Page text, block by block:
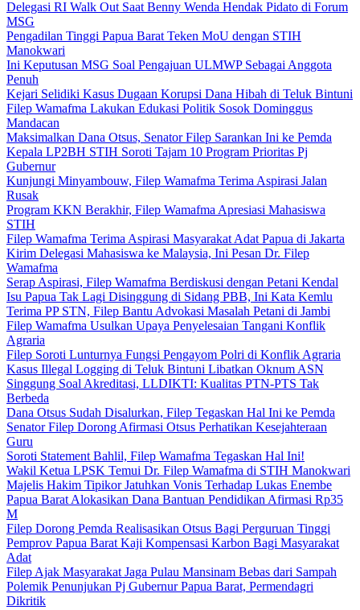
Delegasi RI Walk Out Saat Benny Wenda Hendak Pidato di Forum
MSG
Pengadilan Tinggi Papua Barat Teken MoU dengan STIH
Manokwari
Ini Keputusan MSG Soal Pengajuan ULMWP Sebagai Anggota
Penuh
Kejari Selidiki Kasus Dugaan Korupsi Dana Hibah di Teluk Bintuni
Filep Wamafma Lakukan Edukasi Politik Sosok Dominggus
Mandacan
Maksimalkan Dana Otsus, Senator Filep Sarankan Ini ke Pemda
Kepala LP2BH STIH Soroti Tajam 10 Program Prioritas Pj
Gubernur
Kunjungi Minyambouw, Filep Wamafma Terima Aspirasi Jalan
Rusak
Program KKN Berakhir, Filep Wamafma Apresiasi Mahasiswa
STIH
Filep Wamafma Terima Aspirasi Masyarakat Adat Papua di Jakarta
Kirim Delegasi Mahasiswa ke Malaysia, Ini Pesan Dr. Filep
Wamafma
Serap Aspirasi, Filep Wamafma Berdiskusi dengan Petani Kendal
Isu Papua Tak Lagi Disinggung di Sidang PBB, Ini Kata Kemlu
Terima PP STN, Filep Bantu Advokasi Masalah Petani di Jambi
Filep Wamafma Usulkan Upaya Penyelesaian Tangani Konflik
Agraria
Filep Soroti Lunturnya Fungsi Pengayom Polri di Konflik Agraria
Kasus Illegal Logging di Teluk Bintuni Libatkan Oknum ASN
Singgung Soal Akreditasi, LLDIKTI: Kualitas PTN-PTS Tak
Berbeda
Dana Otsus Sudah Disalurkan, Filep Tegaskan Hal Ini ke Pemda
Senator Filep Dorong Afirmasi Otsus Perhatikan Kesejahteraan
Guru
Soroti Statement Bahlil, Filep Wamafma Tegaskan Hal Ini!
Wakil Ketua LPSK Temui Dr. Filep Wamafma di STIH Manokwari
Majelis Hakim Tipikor Jatuhkan Vonis Terhadap Lukas Enembe
Papua Barat Alokasikan Dana Bantuan Pendidikan Afirmasi Rp35
M
Filep Dorong Pemda Realisasikan Otsus Bagi Perguruan Tinggi
Pemprov Papua Barat Kaji Kompensasi Karbon Bagi Masyarakat
Adat
Filep Ajak Masyarakat Jaga Pulau Mansinam Bebas dari Sampah
Polemik Penunjukan Pj Gubernur Papua Barat, Permendagri
Dikritik